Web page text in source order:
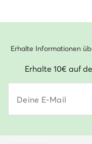
Erhalte Informationen
Erhalte 10€ auf
Deine E-Mail